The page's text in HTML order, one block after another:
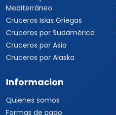
Viajes a India
Cruceros
Todos los Cruceros
Cruceros por el Caribe
Mediterráneo
Cruceros Islas Griegas
Cruceros por Sudamérica